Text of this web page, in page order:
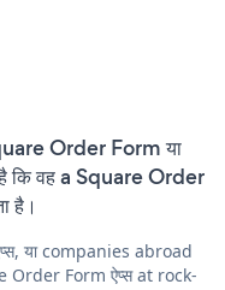
Order Form या
कि वह a Square Order
है।
या companies abroad
Order Form ऐप्स at rock-